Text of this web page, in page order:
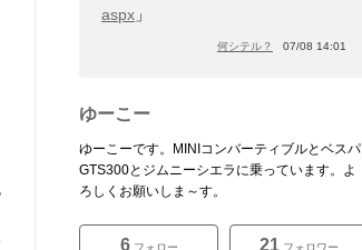
aspx 」
何シテル？ 07/08 14:01
ゆーこー
ゆーこーです。MINIコンバーティブルとベスパ
GTS300とジムニーシエラに乗っています。よ
ろしくお願いしま～す。
6フォロー 21 フォロワー